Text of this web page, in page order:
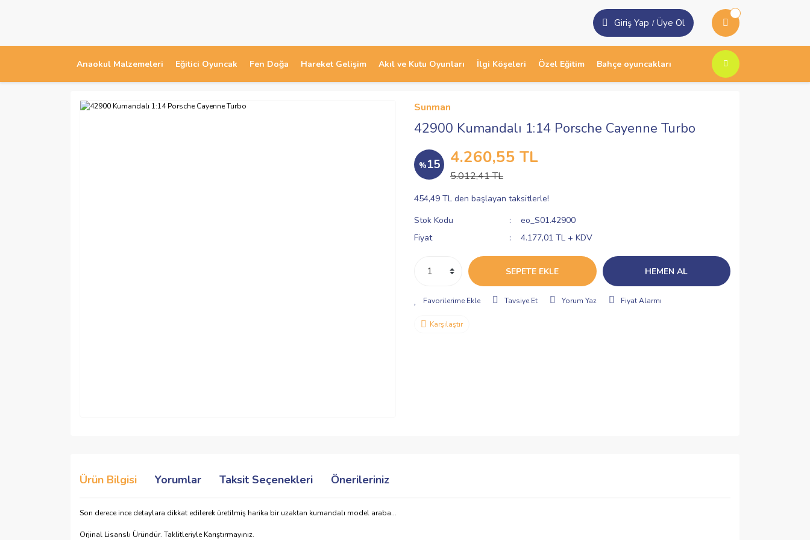
Giriş Yap / Üye Ol
Anaokul Malzemeleri Eğitici Oyuncak Fen Doğa Hareket Gelişim Akıl ve Kutu Oyunları İlgi Köşeleri Özel Eğitim Bahçe oyuncakları
Sunman
42900 Kumandalı 1:14 Porsche Cayenne Turbo
%15 4.260,55 TL
5.012,41 TL
454,49 TL den başlayan taksitlerle!
Stok Kodu
eo_S01.42900
Fiyat
4.177,01 TL + KDV
SEPETE EKLE HEMEN AL
Tavsiye Et Yorum Yaz Fiyat Alarmı
Karşılaştır
Ürün Bilgisi Yorumlar Taksit Seçenekleri Önerileriniz
Son derece ince detaylara dikkat edilerek üretilmiş harika bir uzaktan kumandalı model araba...
Orjinal Lisanslı Üründür. Taklitleriyle Karıştırmayınız.